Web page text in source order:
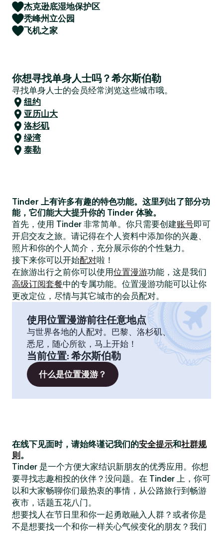
杰克逊底湿地保护区
秃峰州立公园
飞机之家
你想寻找单身人士吗？希尔斯伯勒
寻找单身人士的会员经常浏览这些城市哦。
纽约
亚历山大
洛杉矶
绿湾
泰勒
Tinder 上有许多有趣的特色功能。这里列出了部分功
能，它们能大大提升你的 Tinder 体验。
首先，使用 Tinder 非常简单。你只需要创建账号即可
开启交友之旅。请记得在个人资料中添加你的兴趣、
照片和你的个人简介，充分展示你的个性魅力。
接下来你可以开始配对啦！
在旅游出行之前你可以使用位置漫游功能，这是我们
高级订阅套餐中的专属功能。位置漫游功能可以让你
更改定位，尽情与其它城市的会员配对。
使用位置漫游前往任意地点
与世界各地的人配对。巴黎、洛杉矶、
悉尼，随心所欲，马上开始！
当前位置: 希尔斯伯勒
什么是位置漫游？
在线下见面时，请始终谨记我们的安全提示和社群规
则 。
Tinder 是一个方便大家结识新朋友的优秀应用。你想
要寻找志趣相投的伙伴？没问题。在 Tinder 上，你可
以和大家畅聊你们最热衷的事情，从公路旅行到畅游
夜市，话题五花八门。
想要找人在节日里和你一起勇敢融入人群？或者你是
不是想要找一个和你一样关心气候变化的朋友？我们